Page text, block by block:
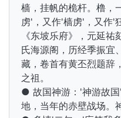
樯，挂帆的桅杆。橹，
虏'，又作'樯虏'，又作'
《东坡乐府》，元延
氏海源阁，历经季振宜
藏，卷首有黄丕烈题辞
之祖。
● 故国神游：'神游故
地，当年的赤壁战场。